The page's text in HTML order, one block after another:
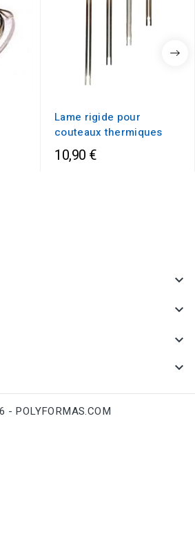
Lame rigide pour
couteaux thermiques
10,90 €




- POLYFORMAS.COM